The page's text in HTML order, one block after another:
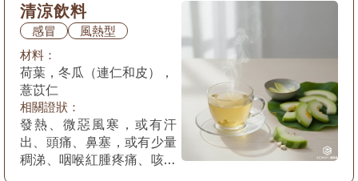
清涼飲料
感冒
風熱型
材料：
荷葉，冬瓜（連仁和皮），
薏苡仁
相關證狀：
發熱、微惡風寒，或有汗
出、頭痛、鼻塞，或有少量
稠涕、咽喉紅腫疼痛、咳嗽